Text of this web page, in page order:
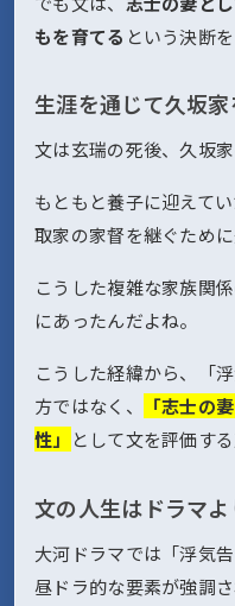
もを育てる という決断
生涯を通じて久坂
文は玄瑞の死後、久坂家
もともと養子に迎えて
取家の家督を継ぐため
こうした複雑な家族関
にあったんだよね。
こうした経緯から、「
方ではなく、
「志士の
性」
として文を評価す
文の人生はドラマ
大河ドラマでは「浮気
昼ドラ的な要素が強調